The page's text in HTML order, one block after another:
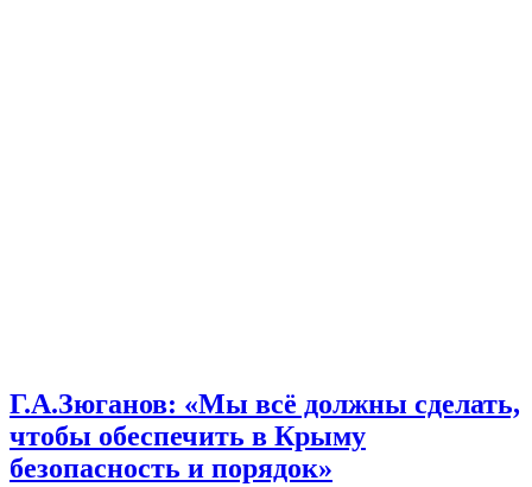
Г.А.Зюганов: «Мы всё должны сделать,
чтобы обеспечить в Крыму
безопасность и порядок»